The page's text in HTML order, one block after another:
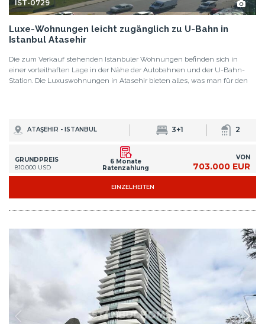
IST-0729
Luxe-Wohnungen leicht zugänglich zu U-Bahn in
Istanbul Atasehir
Die zum Verkauf stehenden Istanbuler Wohnungen befinden sich in
einer vorteilhaften Lage in der Nähe der Autobahnen und der U-Bahn-
Station. Die Luxuswohnungen in Atasehir bieten alles, was man für den
ATAŞEHIR - ISTANBUL 3+1 2
GRUNDPREIS
810.000 USD
6 Monate
Ratenzahlung
VON
703.000 EUR
EINZELHEITEN